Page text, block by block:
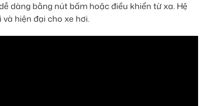
dàng bằng nút bấm hoặc điều khiển từ xa. Hệ
hiện đại cho xe hơi.